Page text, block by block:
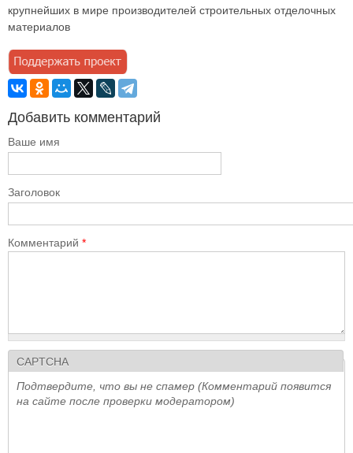
крупнейших в мире производителей строительных отделочных
материалов
Добавить комментарий
Ваше имя
Заголовок
Комментарий *
CAPTCHA
Подтвердите, что вы не спамер (Комментарий появится
на сайте после проверки модератором)